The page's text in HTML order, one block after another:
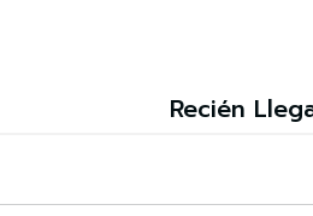
Recién